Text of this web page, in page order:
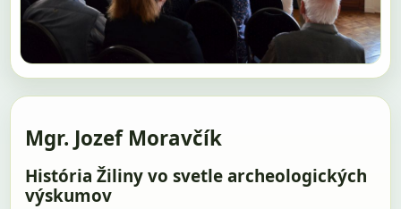
Mgr. Jozef Moravčík
História Žiliny vo svetle archeologických
výskumov